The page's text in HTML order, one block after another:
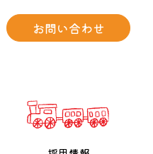
お問い合わせ